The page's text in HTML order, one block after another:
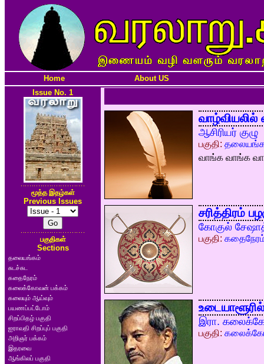
Home
About US
Issue No. 1
மூத்த இதழ்கள்
Previous Issues
பகுதிகள்
Sections
தலையங்கம்
சுடச்சுட
கதைநேரம்
கலைக்கோவன் பக்கம்
கலையும் ஆய்வும்
பயணப்பட்டோம்
சிறப்பிதழ் பகுதி
ஐராவதி சிறப்புப் பகுதி
அறிஞர் பக்கம்
இதரவை
ஆங்கிலப் பகுதி
வாழ்வியலில்
ஆசிரியர் குழு
பகுதி:
வாங்க வாங்க
சரித்திரம்
கோகுல்
பகுதி:
இரா.
பகுதி: